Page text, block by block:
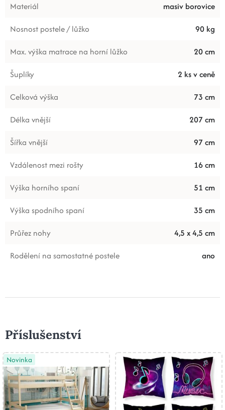
Materiál
masiv borovice
Nosnost postele / lůžko
90 kg
Max. výška matrace na horní lůžko
20 cm
Šuplíky
2 ks v ceně
Celková výška
73 cm
Délka vnější
207 cm
Šířka vnější
97 cm
Vzdálenost mezi rošty
16 cm
Výška horního spaní
51 cm
Výška spodního spaní
35 cm
Průřez nohy
4,5 x 4,5 cm
Rodělení na samostatné postele
ano
Příslušenství
Novinka